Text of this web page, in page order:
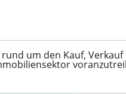
um den Kauf,